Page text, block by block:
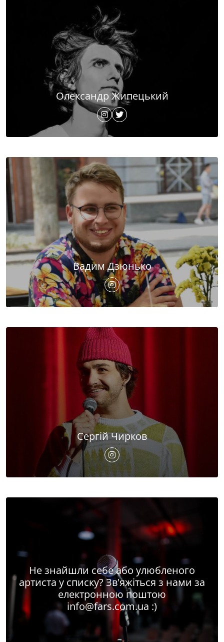
Олександр Жипецький
Вадим Дзюнько
Сергій Чирков
Не знайшли себе або улюбленого
артиста у списку? Зв'яжіться з нами за
електронною поштою
info@fars.com.ua :)